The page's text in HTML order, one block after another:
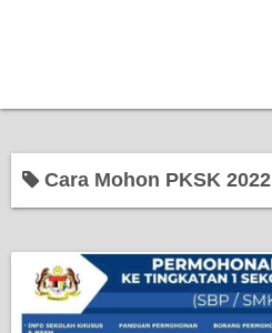
Cara Mohon PKSK 2022